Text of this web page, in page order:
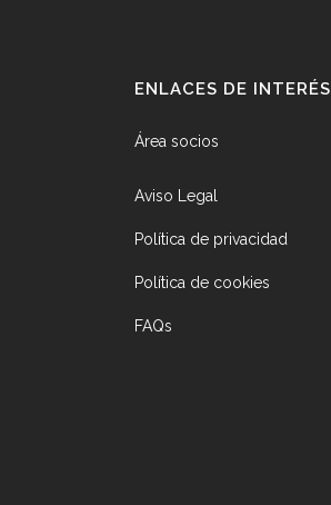
ENLACES DE INTERÉS
Área socios
Aviso Legal
Política de privacidad
Política de cookies
FAQs